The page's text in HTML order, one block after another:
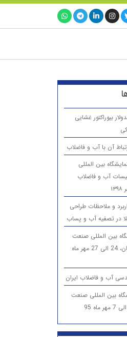
بیوراکتور غشایی
آن با آب و فاضلاب
بین المللی
آب و فاضلاب
و ملاحظات طراحی
در تصفیه آب و پساب
بین المللی صنعت
آب و فاضلاب ایران، 24 الی 27 مهر ماه
آب و فاضلاب ایران
بین المللی صنعت